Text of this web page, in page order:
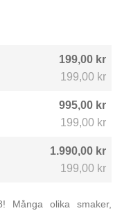
199,00 kr
199,00 kr
995,00 kr
199,00 kr
1.990,00 kr
199,00 kr
Många olika smaker,